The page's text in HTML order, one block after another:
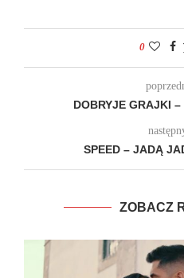
0
DOBRYJE GRAJKI
SPEED – JADĄ
ZOBACZ